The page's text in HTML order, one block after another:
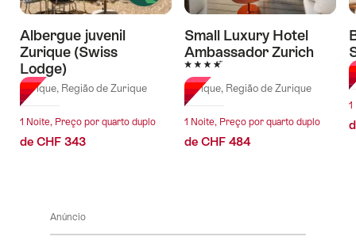
Albergue juvenil
Zurique (Swiss
Lodge)
Zurique, Região de Zurique
1 Noite, Preço por quarto duplo
de CHF 343
Small Luxury Hotel
Ambassador Zurich
4 Estrelas
Zurique, Região de Zurique
1 Noite, Preço por quarto duplo
de CHF 484
1
Anúncio